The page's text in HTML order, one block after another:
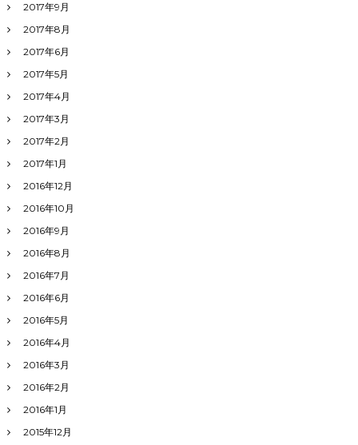
2017年9月
2017年8月
2017年6月
2017年5月
2017年4月
2017年3月
2017年2月
2017年1月
2016年12月
2016年10月
2016年9月
2016年8月
2016年7月
2016年6月
2016年5月
2016年4月
2016年3月
2016年2月
2016年1月
2015年12月